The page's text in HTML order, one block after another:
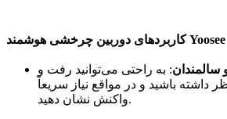
کاربردهای دوربین چرخشی هوشمند Yoosee
سالمندان: به راحتی می‌توانید رفت و
داشته باشید و در مواقع نیاز سریعاً
واکنش نشان دهید.